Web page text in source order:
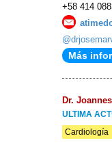
+58 414
Más
Dr.
ULTIMA
Cardiología